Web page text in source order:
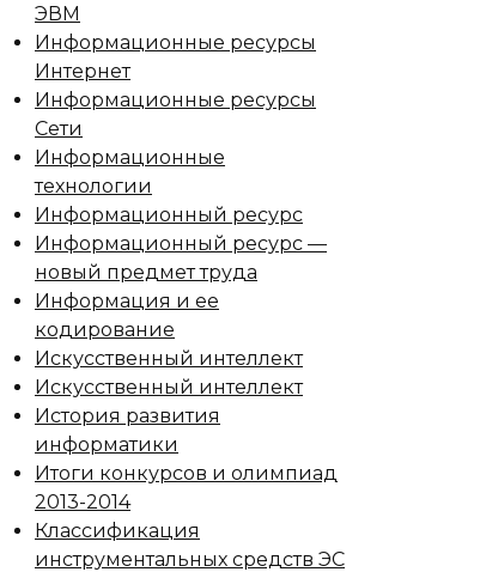
ЭВМ
Информационные ресурсы
Интернет
Информационные ресурсы
Сети
Информационные
технологии
Информационный ресурс
Информационный ресурс —
новый предмет труда
Информация и ее
кодирование
Искусственный интеллект
Искусственный интеллект
История развития
информатики
Итоги конкурсов и олимпиад
2013-2014
Классификация
инструментальных средств ЭС